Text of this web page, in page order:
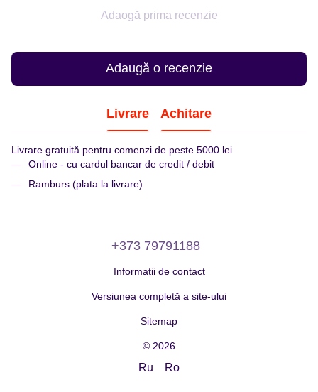
Adaogă prima recenzie
Adaugă o recenzie
Livrare Achitare
Livrare gratuită pentru comenzi de peste 5000 lei
Online - cu cardul bancar de credit / debit
Ramburs (plata la livrare)
+373 79791188
Informații de contact
Versiunea completă a site-ului
Sitemap
© 2026
Ru Ro